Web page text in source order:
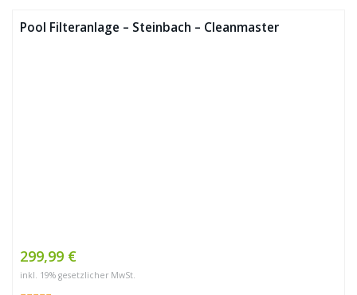
Pool Filteranlage – Steinbach – Cleanmaster
299,99 €
inkl. 19% gesetzlicher MwSt.